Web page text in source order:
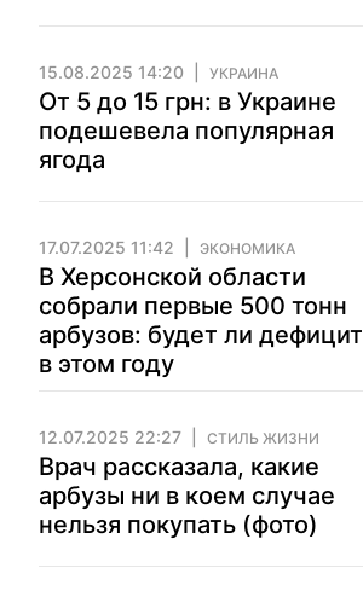
15.08.2025 14:20 УКРАИНА
От 5 до 15 грн: в Украине
подешевела популярная
ягода
17.07.2025 11:42 ЭКОНОМИКА
В Херсонской области
собрали первые 500 тонн
арбузов: будет ли дефицит
в этом году
12.07.2025 22:27 СТИЛЬ ЖИЗНИ
Врач рассказала, какие
арбузы ни в коем случае
нельзя покупать (фото)